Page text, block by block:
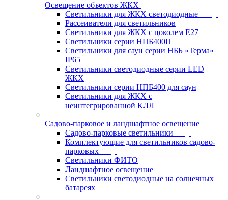
Освещение объектов ЖКХ
Светильники для ЖКХ светодиодные
Рассеиватели для светильников
Светильники для ЖКХ с цоколем Е27
Светильники серии НПБ400П
Светильники для саун серии НББ «Терма»
IP65
Светильники светодиодные серии LED
ЖКХ
Светильники серии НПБ400 для саун
Светильники для ЖКХ с
неинтегрированной КЛЛ
Садово-парковое и ландшафтное освещение
Садово-парковые светильники
Комплектующие для светильников садово-
парковых
Светильники ФИТО
Ландшафтное освещение
Светильники светодиодные на солнечных
батареях